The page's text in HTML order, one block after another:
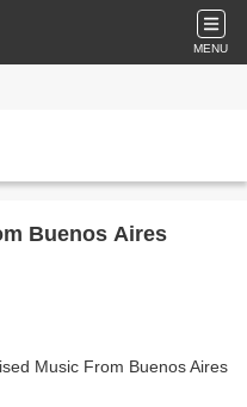
MENU
Buenos Aires